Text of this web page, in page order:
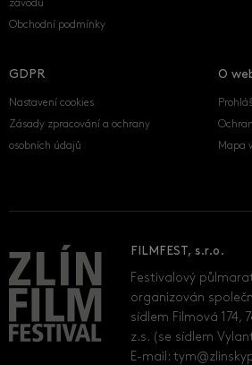
závodu
Obchodní podmínky
GDPR
Nastavení cookies
Zásady zpracování a ochrany
osobních údajů
O
Mapa
FILMFEST, s.r.o.
Festivalový
organizován
sídlem Filmová 174,
z.s. (se sídlem
E-mail: